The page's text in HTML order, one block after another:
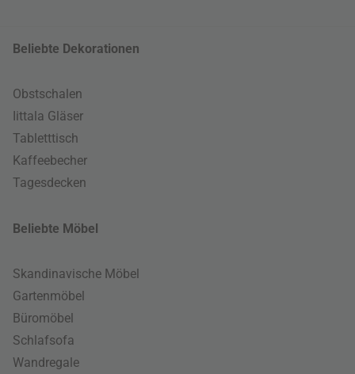
Beliebte Dekorationen
Obstschalen
Iittala Gläser
Tabletttisch
Kaffeebecher
Tagesdecken
Beliebte Möbel
Skandinavische Möbel
Gartenmöbel
Büromöbel
Schlafsofa
Wandregale